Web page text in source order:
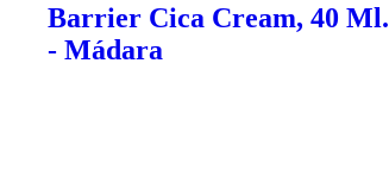
Barrier Cica Cream, 40 Ml.
- Mádara